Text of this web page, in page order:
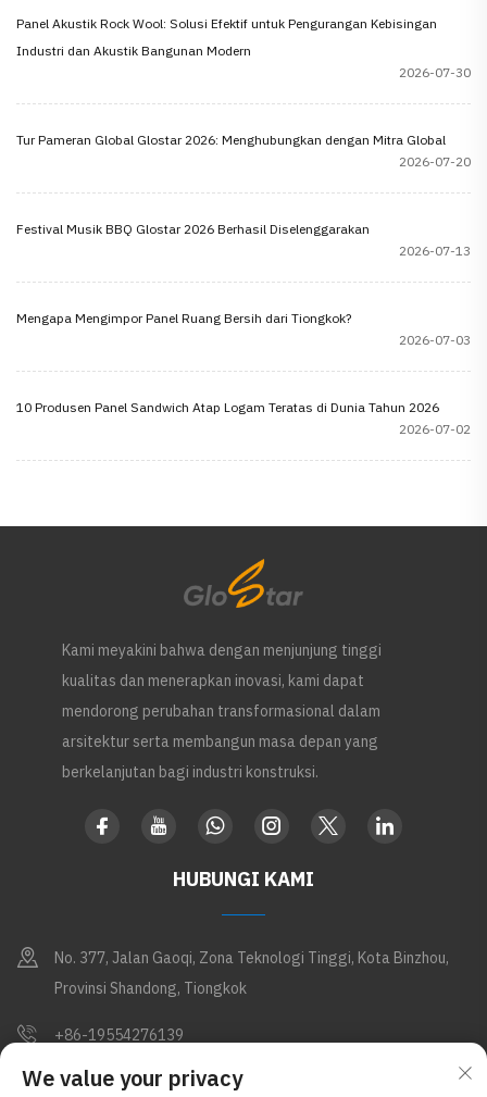
Panel Akustik Rock Wool: Solusi Efektif untuk Pengurangan Kebisingan
Industri dan Akustik Bangunan Modern
2026-07-30
Tur Pameran Global Glostar 2026: Menghubungkan dengan Mitra Global
2026-07-20
Festival Musik BBQ Glostar 2026 Berhasil Diselenggarakan
2026-07-13
Mengapa Mengimpor Panel Ruang Bersih dari Tiongkok?
2026-07-03
10 Produsen Panel Sandwich Atap Logam Teratas di Dunia Tahun 2026
2026-07-02
Kami meyakini bahwa dengan menjunjung tinggi
kualitas dan menerapkan inovasi, kami dapat
mendorong perubahan transformasional dalam
arsitektur serta membangun masa depan yang
berkelanjutan bagi industri konstruksi.
HUBUNGI KAMI
No. 377, Jalan Gaoqi, Zona Teknologi Tinggi, Kota Binzhou,
Provinsi Shandong, Tiongkok
+86-19554276139
[email protected]
We value your privacy